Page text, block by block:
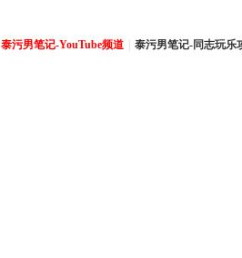
泰污男笔记-YouTube频道 泰污男笔记-同志玩乐